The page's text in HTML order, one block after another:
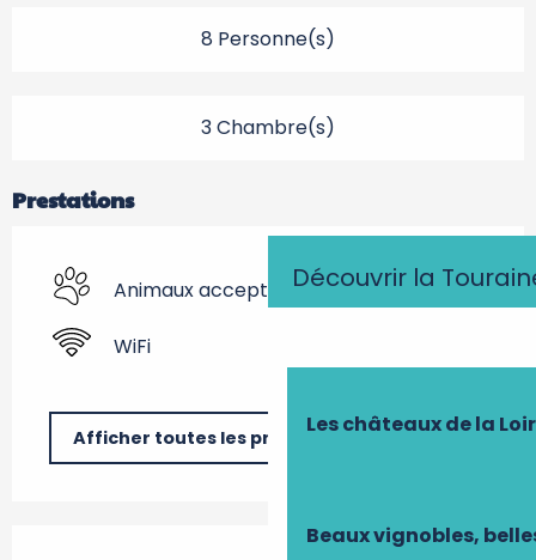
Découvrir la
Les châteaux de la
Beaux vignobles,
8 Personne(s)
3 Chambre(s)
Prestations
Animaux acceptés
WiFi
Afficher toutes les prestations